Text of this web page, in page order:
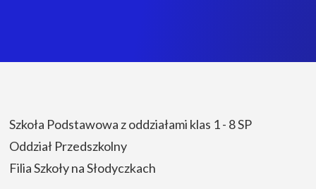
Szkoła Podstawowa z oddziałami klas 1 - 8 SP
Oddział Przedszkolny
Filia Szkoły na Słodyczkach